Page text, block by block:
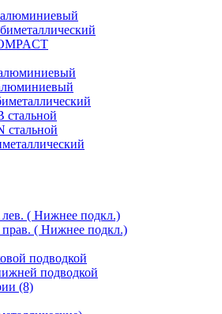
стальной
стальной
( Нижнее подкл.)
( Нижнее подкл.)
подводкой
подводкой
(8)